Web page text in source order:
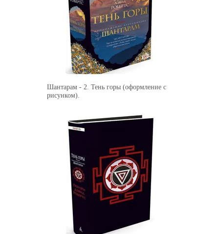
Шантарам - 2. Тень горы (оформление с
рисунком).